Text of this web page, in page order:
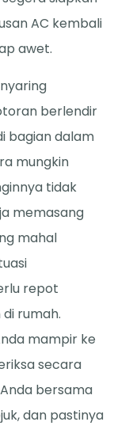
AC kembali
awet.
berlendir
bagian dalam
mungkin
tidak
memasang
mahal
repot
rumah.
mampir ke
secara
bersama
dan pastinya